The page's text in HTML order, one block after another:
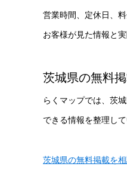
営業時間、定休日、
お客様が見た情報と
茨城県の無料
らくマップでは、茨
できる情報を整理し
茨城県の無料掲載を